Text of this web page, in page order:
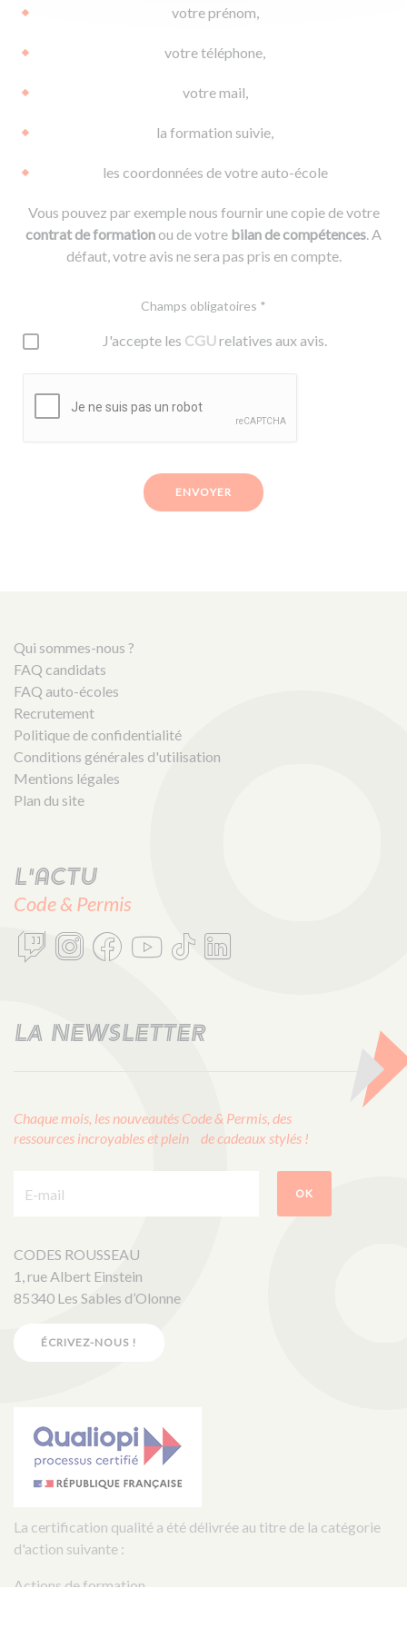
votre prénom,
votre téléphone,
votre mail,
la formation suivie,
les coordonnées de votre auto-école
Vous pouvez par exemple nous fournir une copie de votre
contrat de formationou de votre bilan de compétences. A
défaut, votre avis ne sera pas pris en compte.
Champs obligatoires *
J'accepte les CGUrelatives aux avis.
ENVOYER
Qui sommes-nous ?
FAQ candidats
FAQ auto-écoles
Recrutement
Politique de confidentialité
Conditions générales d'utilisation
Mentions légales
Plan du site
L'actu
Code & Permis
LA NEWSLETTER
Chaque mois, les nouveautés Code & Permis, des
ressources incroyables et plein de cadeaux stylés !
OK
CODES ROUSSEAU
1, rue Albert Einstein
85340 Les Sables d’Olonne
ÉCRIVEZ-NOUS !
La certification qualité a été délivrée au titre de la catégorie
d'action suivante :
Actions de formation